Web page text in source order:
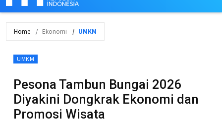
Home Ekonomi UMKM
UMKM
Pesona Tambun Bungai 2026
Diyakini Dongkrak Ekonomi dan
Promosi Wisata